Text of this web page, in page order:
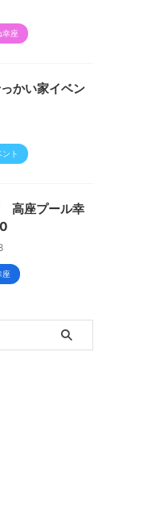
幸座
かい家イベン
ト
高座プール幸
座